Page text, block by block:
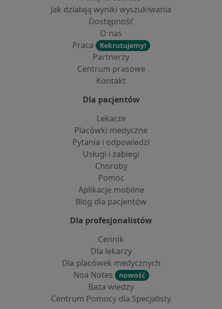
Jak działają wyniki wyszukiwania
Dostępność
O nas
Praca
Rekrutujemy!
Partnerzy
Centrum prasowe
Kontakt
Dla pacjentów
Lekarze
Placówki medyczne
Pytania i odpowiedzi
Usługi i zabiegi
Choroby
Pomoc
Aplikacje mobilne
Blog dla pacjentów
Dla profesjonalistów
Cennik
Dla lekarzy
Dla placówek medycznych
Noa Notes
nowość
Baza wiedzy
Centrum Pomocy dla Specjalisty